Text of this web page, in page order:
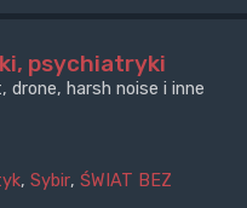
psychiatryki
drone, harsh noise i inne
, Sybir, ŚWIAT BEZ